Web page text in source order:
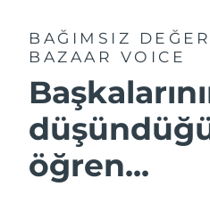
BAĞIMSIZ
BAZAAR VOICE
öğren...